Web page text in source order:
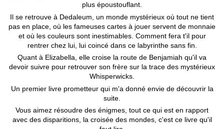
plus époustouflant.
Il se retrouve à Dedaleum, un monde mystérieux où tout ne tient
pas en place, où les fameuses cartes à jouer servent de monnaie
et où les couleurs sont inestimables. Comment fera t'il pour
rentrer chez lui, lui coincé dans ce labyrinthe sans fin.
Quant à Elizabella, elle croise la route de Benjamiah qu'il va
devoir suivre pour retrouver son frère sur la trace des mystérieux
Whisperwicks.
Un premier livre prometteur qui m'a donné envie de découvrir la
suite.
Vous aimez résoudre des énigmes, tout ce qui est en rapport
avec des disparitions, la croisée des mondes, c'est ce livre qu'il